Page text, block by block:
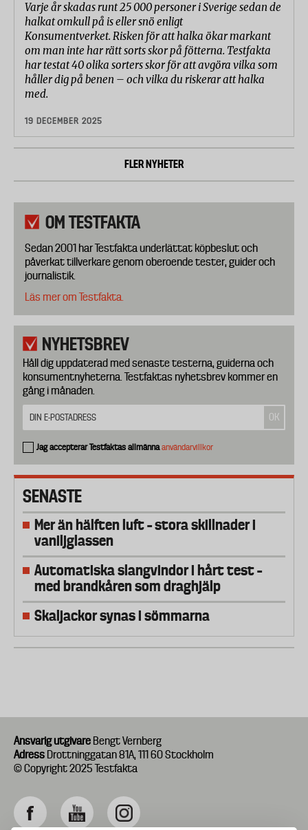
Varje år skadas runt 25 000 personer i Sverige sedan de
halkat omkull på is eller snö enligt
Konsumentverket. Risken för att halka ökar markant
om man inte har rätt sorts skor på fötterna. Testfakta
har testat 40 olika sorters skor för att avgöra vilka som
håller dig på benen – och vilka du riskerar att halka
med.
19 DECEMBER 2025
FLER NYHETER
OM TESTFAKTA
Sedan 2001 har Testfakta underlättat köpbeslut och
påverkat tillverkare genom oberoende tester, guider och
journalistik.
Läs mer om Testfakta.
NYHETSBREV
Håll dig uppdaterad med senaste testerna, guiderna och
konsumentnyheterna. Testfaktas nyhetsbrev kommer en
gång i månaden.
Jag accepterar Testfaktas allmännaanvändarvillkor
SENASTE
Mer än hälften luft – stora skillnader i
vaniljglassen
Automatiska slangvindor i hårt test –
med brandkåren som draghjälp
Skaljackor synas i sömmarna
Ansvarig utgivare Bengt Vernberg
Adress Drottninggatan 81A, 111 60 Stockholm
© Copyright 2025 Testfakta